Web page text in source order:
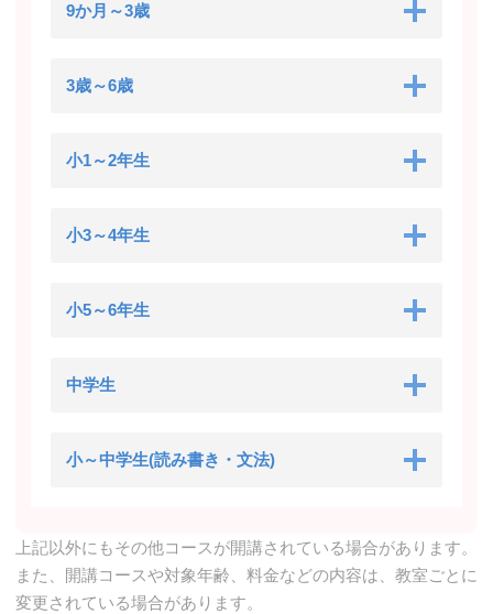
9か月～3歳
3歳～6歳
小1～2年生
小3～4年生
小5～6年生
中学生
小～中学生(読み書き・文法)
上記以外にもその他コースが開講されている場合があります。
また、開講コースや対象年齢、料金などの内容は、教室ごとに
変更されている場合があります。